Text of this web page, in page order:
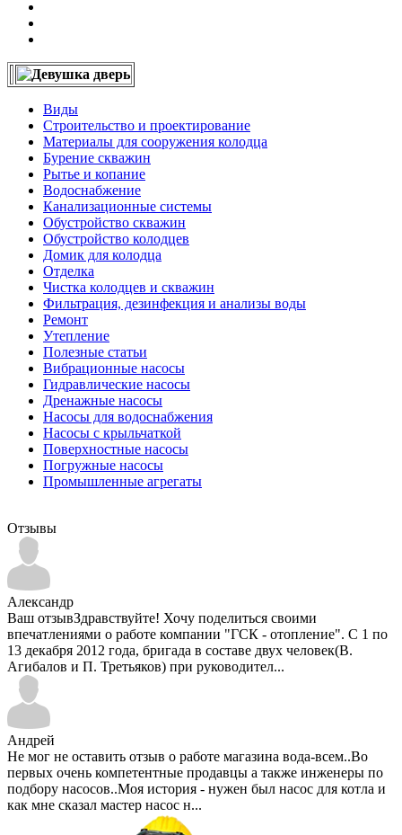
Виды
Строительство и проектирование
Материалы для сооружения колодца
Бурение скважин
Рытье и копание
Водоснабжение
Канализационные системы
Обустройство скважин
Обустройство колодцев
Домик для колодца
Отделка
Чистка колодцев и скважин
Фильтрация, дезинфекция и анализы воды
Ремонт
Утепление
Полезные статьи
Вибрационные насосы
Гидравлические насосы
Дренажные насосы
Насосы для водоснабжения
Насосы с крыльчаткой
Поверхностные насосы
Погружные насосы
Промышленные агрегаты
Отзывы
Александр
Ваш отзывЗдравствуйте! Хочу поделиться своими
впечатлениями о работе компании "ГСК - отопление". С 1 по
13 декабря 2012 года, бригада в составе двух человек(В.
Агибалов и П. Третьяков) при руководител...
Андрей
Не мог не оставить отзыв о работе магазина вода-всем..Во
первых очень компетентные продавцы а также инженеры по
подбору насосов..Моя история - нужен был насос для котла и
как мне сказал мастер насос н...